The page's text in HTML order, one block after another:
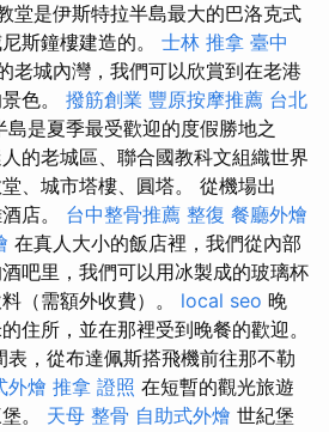
堂是伊斯特拉半島最大的巴洛克式
斯鐘樓建造的。 士林 推拿 臺中
老城內灣，我們可以欣賞到在老港
色。 撥筋創業 豐原按摩推薦 台北
島是夏季最受歡迎的度假勝地之
的老城區、聯合國教科文組織世界
、城市塔樓、圓塔。 從機場出
店。 台中整骨推薦 整復 餐廳外燴
在真人大小的飯店裡，我們從內部
吧里，我們可以用冰製成的玻璃杯
（需額外收費）。 local seo 晚
住所，並在那裡受到晚餐的歡迎。
表，從布達佩斯搭飛機前往那不勒
外燴 推拿 證照 在短暫的觀光旅遊
。 天母 整骨 自助式外燴 世紀堡